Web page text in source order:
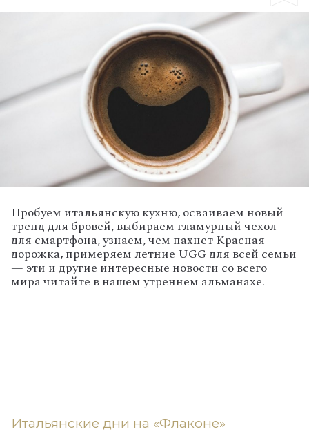
Пробуем итальянскую кухню, осваиваем новый
тренд для бровей, выбираем гламурный чехол
для смартфона, узнаем, чем пахнет Красная
дорожка, примеряем летние UGG для всей семьи
— эти и другие интересные новости со всего
мира читайте в нашем утреннем альманахе.
Итальянские дни на «Флаконе»